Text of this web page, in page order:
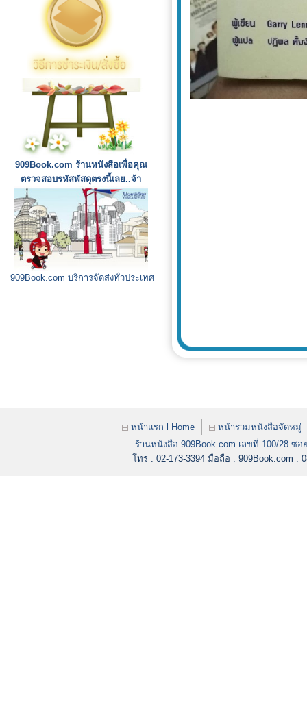
909Book.com ร้านหนังสือเพื่อคุณ
ตรวจสอบรหัสพัสดุตรงนี้เลย..จ้า
909Book.com บริการจัดส่งทั่วประเทศ
หน้าแรก l Home
หน้ารวมหนังสือจัดหมู่
ร้านหนังสือ 909Book.com เลขที่ 100/28 ซ
โทร : 02-173-3394 มือถือ : 909Book.com :